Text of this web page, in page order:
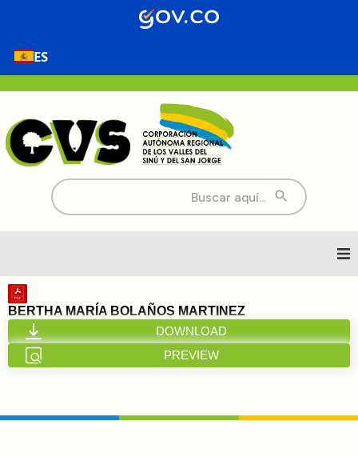
ES
Buscar:
Inicio
Nosotros
Transparencia
BERTHA MARÍA BOLAÑOS MARTINEZ
DOWNLOAD
PREVIEW